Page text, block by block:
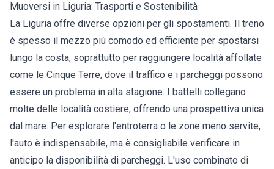
Muoversi in Liguria: Trasporti e Sostenibilità
La Liguria offre diverse opzioni per gli spostamenti. Il treno
è spesso il mezzo più comodo ed efficiente per spostarsi
lungo la costa, soprattutto per raggiungere località affollate
come le Cinque Terre, dove il traffico e i parcheggi possono
essere un problema in alta stagione. I battelli collegano
molte delle località costiere, offrendo una prospettiva unica
dal mare. Per esplorare l'entroterra o le zone meno servite,
l'auto è indispensabile, ma è consigliabile verificare in
anticipo la disponibilità di parcheggi. L'uso combinato di